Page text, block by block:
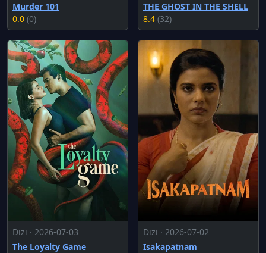
Murder 101
0.0 (0)
THE GHOST IN THE SHELL
8.4 (32)
Dizi · 2026-07-03
The Loyalty Game
Dizi · 2026-07-02
Isakapatnam